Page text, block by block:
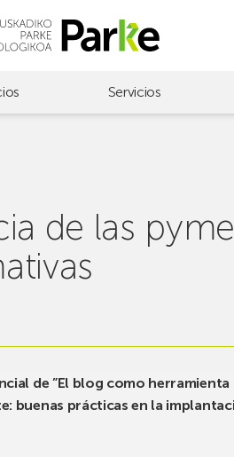
Servicios
de las
de ”El blog como herramienta
buenas prácticas en la